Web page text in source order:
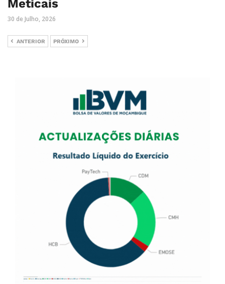
Meticais
30 de Julho, 2026
ANTERIOR PRÓXIMO